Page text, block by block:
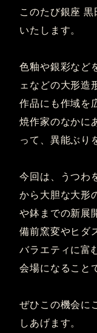
このたび銀座
いたします。
色釉や銀彩など
ェなどの大形造
作品にも作域を
焼作家のなかに
って、異能ぶり
今回は、うつわ
から大胆な大形
や鉢までの新展
備前窯変やヒダ
バラエティに富
会場になること
ぜひこの機会に
しあげます。